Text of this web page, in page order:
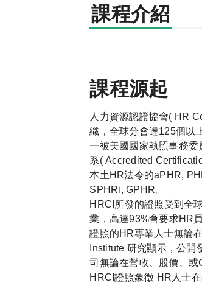
課程介紹
課程源起
人力資源認證協會( HR
織，全球分會達125個以
一被美國國家執照事務
系( Accredited
本土HR法令的aPHR,
SPHRi, GPHR。
HRCI所發的證照受到全
業，高達93%會要求HR
證照的HR專業人士無論
Institute 研究顯示，公
司無論在營收、股價、或
HRCI證照象徵 HR人士